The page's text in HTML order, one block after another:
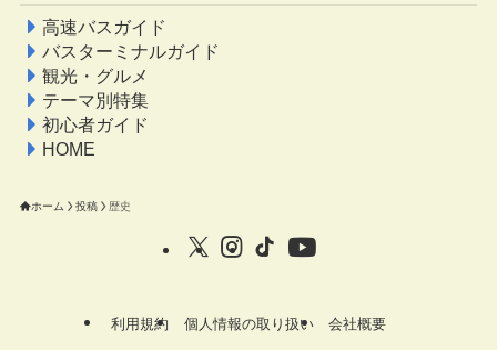
高速バスガイド
バスターミナルガイド
観光・グルメ
テーマ別特集
初心者ガイド
HOME
ホーム 投稿 歴史
利用規約 個人情報の取り扱い 会社概要